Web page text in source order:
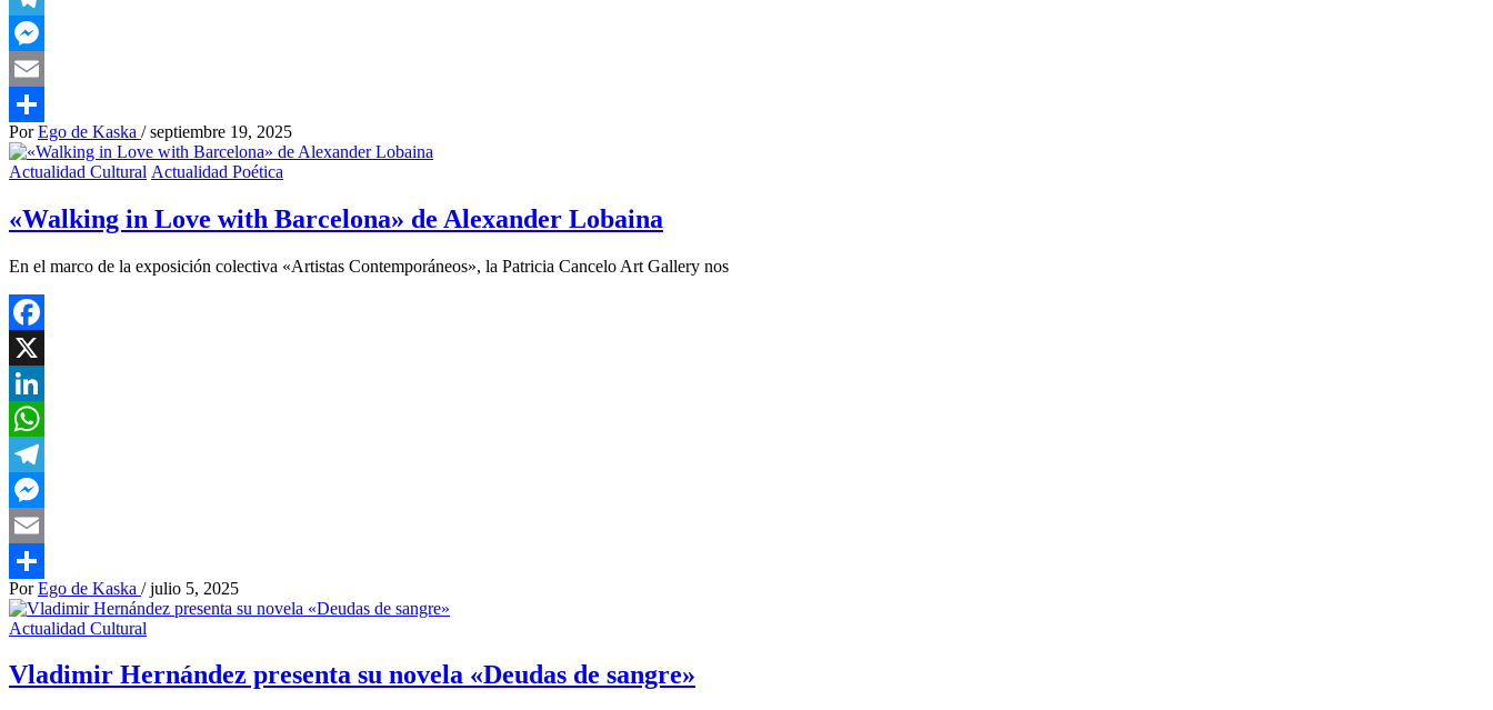
Telegram
Messenger
Email
Compartir
Por Ego de Kaska / septiembre 19, 2025
Actualidad Cultural Actualidad Poética
«Walking in Love with Barcelona» de Alexander Lobaina
En el marco de la exposición colectiva «Artistas Contemporáneos», la Patricia Cancelo Art Gallery nos
Facebook
X
LinkedIn
WhatsApp
Telegram
Messenger
Email
Compartir
Por Ego de Kaska / julio 5, 2025
Actualidad Cultural
Vladimir Hernández presenta su novela «Deudas de sangre»